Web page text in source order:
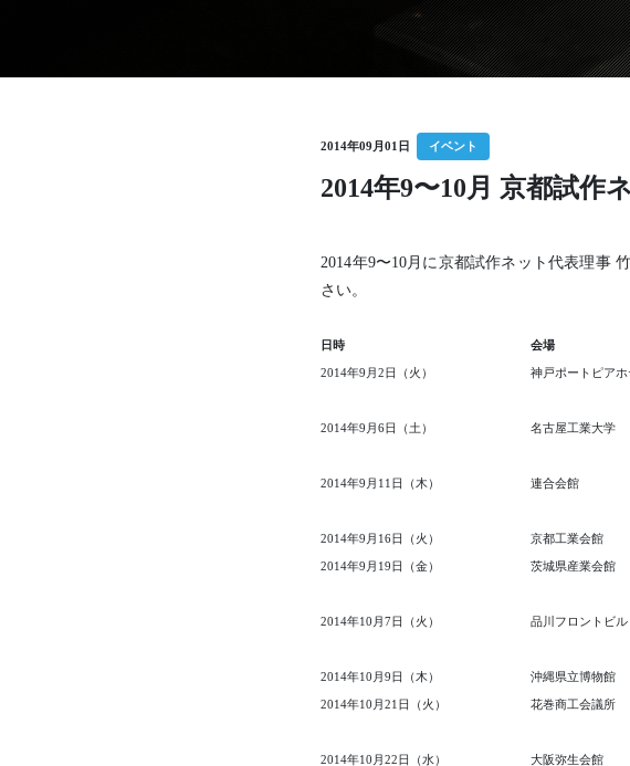
2014年09月01日 イベント
2014年9〜10月 京都試作
2014年9〜10月に京都試作ネット代表理事
さい。
日時 会場
2014年9月2日（火） 神戸ポートピア
2014年9月6日（土） 名古屋工業大学
2014年9月11日（木） 連合会館
2014年9月16日（火） 京都工業会館
2014年9月19日（金） 茨城県産業会館
2014年10月7日（火） 品川フロントビル
2014年10月9日（木） 沖縄県立博物館
2014年10月21日（火） 花巻商工会議所
2014年10月22日（水） 大阪弥生会館